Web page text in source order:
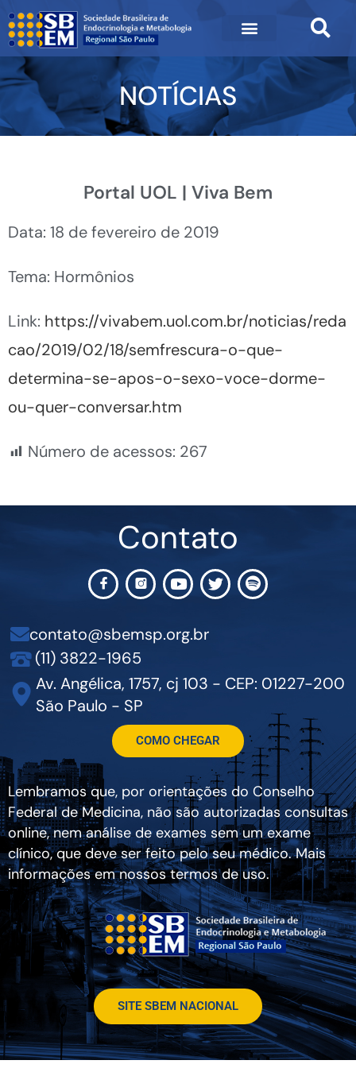
NOTÍCIAS
Portal UOL | Viva Bem
Data: 18 de fevereiro de 2019
Tema: Hormônios
Link: https://vivabem.uol.com.br/noticias/reda
cao/2019/02/18/semfrescura-o-que-
determina-se-apos-o-sexo-voce-dorme-
ou-quer-conversar.htm
Número de acessos: 267
Contato
contato@sbemsp.org.br
(11) 3822-1965
Av. Angélica, 1757, cj 103 - CEP: 01227-200
São Paulo - SP
COMO CHEGAR
Lembramos que, por orientações do Conselho
Federal de Medicina, não são autorizadas consultas
online, nem análise de exames sem um exame
clínico, que deve ser feito pelo seu médico. Mais
informações em nossos termos de uso.
SITE SBEM NACIONAL